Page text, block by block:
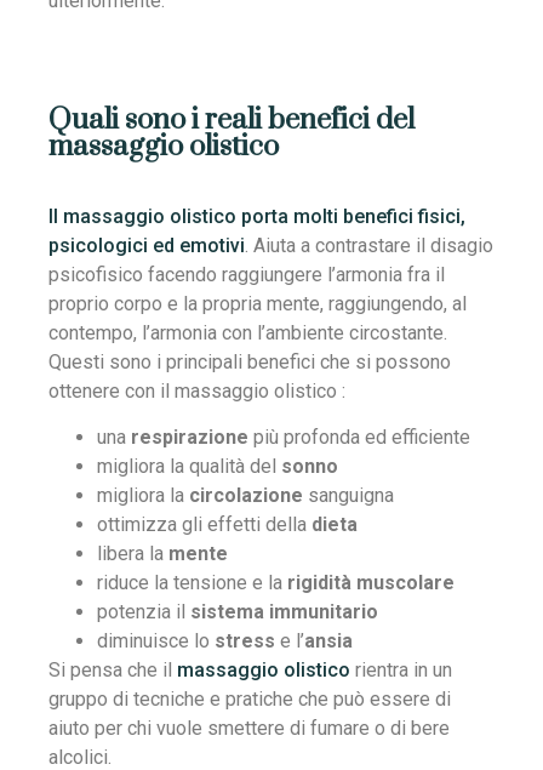
Quali sono i reali benefici del
massaggio olistico
Il massaggio olistico porta molti benefici fisici,
psicologici ed emotivi . Aiuta a contrastare il disagio
psicofisico facendo raggiungere l’armonia fra il
proprio corpo e la propria mente, raggiungendo, al
contempo, l’armonia con l’ambiente circostante.
Questi sono i principali benefici che si possono
ottenere con il massaggio olistico :
una respirazione più profonda ed efficiente
migliora la qualità del sonno
migliora la circolazione sanguigna
ottimizza gli effetti della dieta
libera la mente
riduce la tensione e la rigidità muscolare
potenzia il sistema immunitario
diminuisce lo stress e l’ansia
Si pensa che il massaggio olistico rientra in un
gruppo di tecniche e pratiche che può essere di
aiuto per chi vuole smettere di fumare o di bere
alcolici.